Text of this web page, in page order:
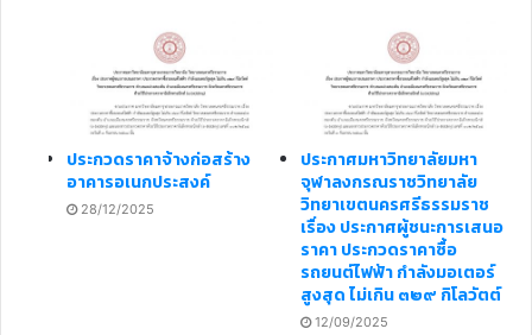
ประกวดราคาจ้างก่อสร้าง
อาคารอเนกประสงค์
28/12/2025
ประกาศมหาวิทยาลัยมหา
จุฬาลงกรณราชวิทยาลัย
วิทยาเขตนครศรีธรรมราช
เรื่อง ประกาศผู้ชนะการเสนอ
ราคา ประกวดราคาซื้อ
รถยนต์ไฟฟ้า กำลังมอเตอร์
สูงสุด ไม่เกิน ๓๒๙ กิโลวัตต์
12/09/2025